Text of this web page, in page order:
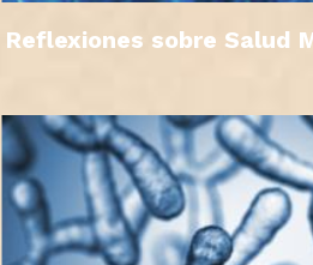
Reflexiones sobre Salud